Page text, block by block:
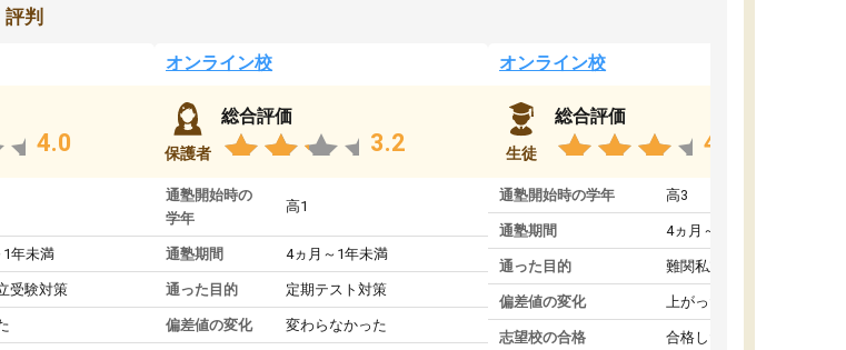
判
4.0
年未満
受験対策
オンライン校
保護者
総合評価
3.2
通塾開始時の
学年
高1
通塾期間 4ヵ月～1年未満
通った目的 定期テスト対策
偏差値の変化 変わらなかった
オンライン校
生徒
総合評価
4.4
通塾開始時の学年 高3
通塾期間 4ヵ月～1年未満
通った目的 難関私立受験対策
偏差値の変化 上がった
志望校の合格 合格した